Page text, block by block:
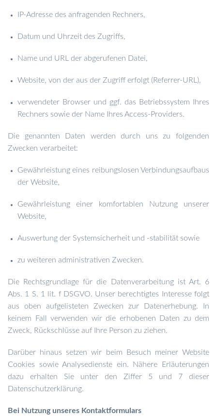
IP-Adresse des anfragenden Rechners,
Datum und Uhrzeit des Zugriffs,
Name und URL der abgerufenen Datei,
Website, von der aus der Zugriff erfolgt (Referrer-URL),
verwendeter Browser und ggf. das Betriebssystem Ihres
Rechners sowie der Name Ihres Access-Providers.
Die genannten Daten werden durch uns zu folgenden
Zwecken verarbeitet:
Gewährleistung eines reibungslosen Verbindungsaufbaus
der Website,
Gewährleistung einer komfortablen Nutzung unserer
Website,
Auswertung der Systemsicherheit und -stabilität sowie
zu weiteren administrativen Zwecken.
Die Rechtsgrundlage für die Datenverarbeitung ist Art. 6
Abs. 1 S. 1 lit. f DSGVO. Unser berechtigtes Interesse folgt
aus oben aufgelisteten Zwecken zur Datenerhebung. In
keinem Fall verwenden wir die erhobenen Daten zu dem
Zweck, Rückschlüsse auf Ihre Person zu ziehen.
Darüber hinaus setzen wir beim Besuch meiner Website
Cookies sowie Analysedienste ein. Nähere Erläuterungen
dazu erhalten Sie unter den Ziffer 5 und 7 dieser
Datenschutzerklärung.
Bei Nutzung unseres Kontaktformulars